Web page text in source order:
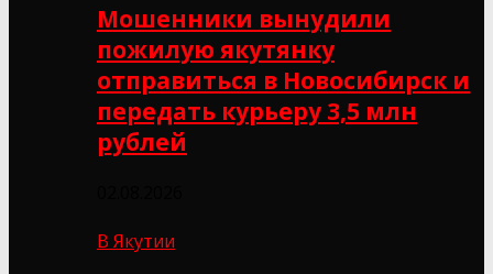
Мошенники вынудили
пожилую якутянку
отправиться в Новосибирск и
передать курьеру 3,5 млн
рублей
В Якутии